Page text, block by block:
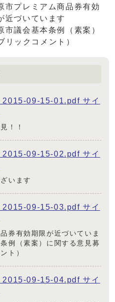
市プレミアム商品券有効
近づいています
市議会基本条例（素案）
リックコメント）
2015-09-15-01.pdf サイ
！！
2015-09-15-02.pdf サイ
います
2015-09-15-03.pdf サイ
券有効期限が近づいていま
例（素案）に関する意見募
ト）
2015-09-15-04.pdf サイ